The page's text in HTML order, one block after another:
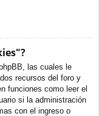
las cuales le
recursos del foro y
funciones como leer el
si la administración
con el ingreso o